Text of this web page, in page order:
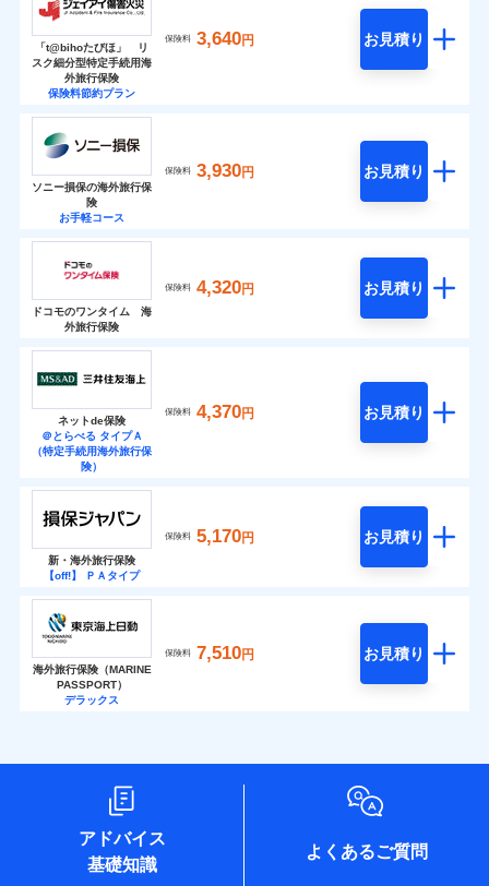
「t@bihoたびほ」 リ
スク細分型特定手続用海
外旅行保険
保険料節約プラン
保険料 3,640円 お見積り
ソニー損保の海外旅行保
険
お手軽コース
保険料 3,930円 お見積り
ドコモのワンタイム 海
外旅行保険
保険料 4,320円 お見積り
ネットde保険
＠とらべる タイプＡ
（特定手続用海外旅行保
険）
保険料 4,370円 お見積り
新・海外旅行保険
【off!】 ＰＡタイプ
保険料 5,170円 お見積り
海外旅行保険（MARINE
PASSPORT）
デラックス
保険料 7,510円 お見積り
アドバイス
基礎知識
よくあるご質問